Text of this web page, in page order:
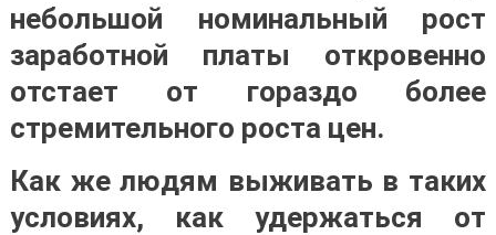
небольшой номинальный рост
заработной платы откровенно
отстает от гораздо более
стремительного роста цен.
Как же людям выживать в таких
условиях, как удержаться от